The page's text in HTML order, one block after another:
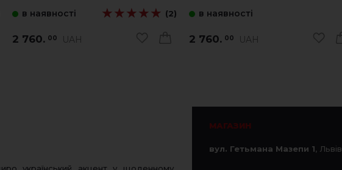
в наявності ★★★★★
★★★★★ (2)
2 760. 00 UAH
в наявності
2 760. 00 UAH
український акцент у щоденному
МАГАЗИН
вул. Гетьмана Мазепи 1, Львів